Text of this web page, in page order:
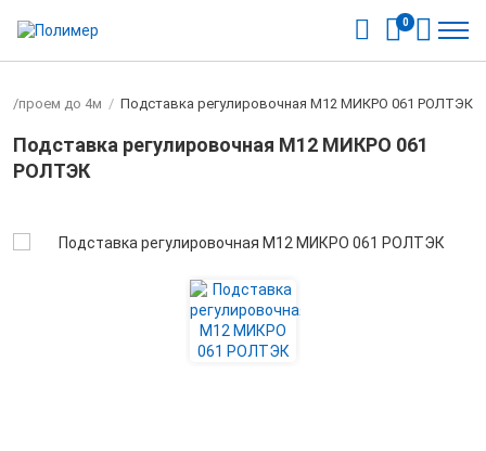
0
проем до 4м / Подставка регулировочная М12 МИКРО 061 РОЛТЭК
Подставка регулировочная М12 МИКРО 061
РОЛТЭК